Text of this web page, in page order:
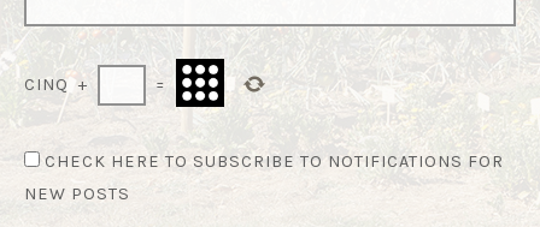
CINQ + =
CHECK HERE TO SUBSCRIBE TO NOTIFICATIONS FOR
NEW POSTS